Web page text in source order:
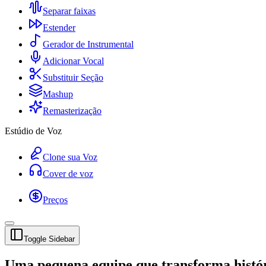
Separar faixas
Estender
Gerador de Instrumental
Adicionar Vocal
Substituir Seção
Mashup
Remasterização
Estúdio de Voz
Clone sua Voz
Cover de voz
Preços
Toggle Sidebar